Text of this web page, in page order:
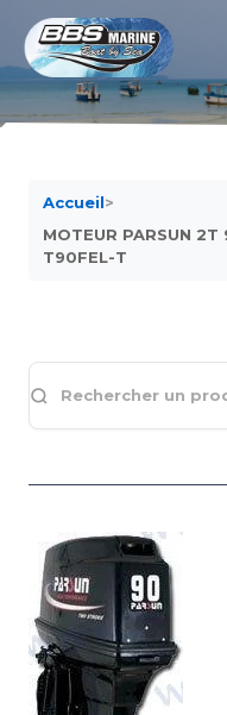
Accueil>
MOTEUR PARSUN 2T
T90FEL-T